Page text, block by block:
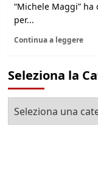
“Michele Maggi”
per...
Continua a leggere
Seleziona la
la